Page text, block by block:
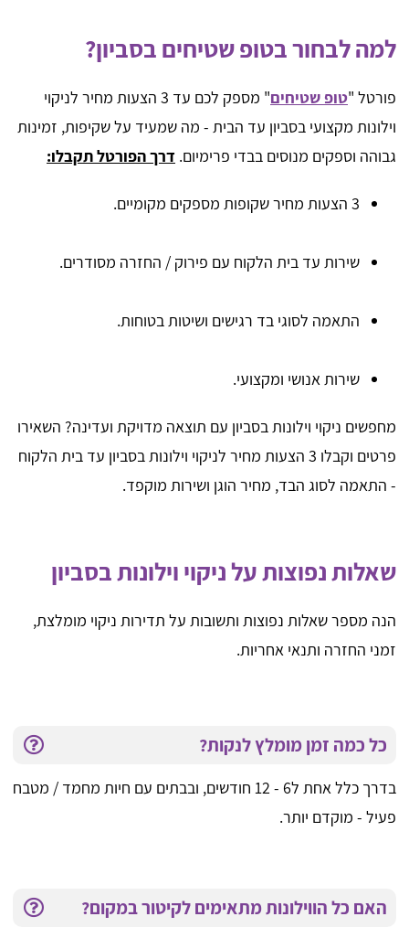
למה לבחור בטופ שטיחים בסביון?
פורטל "טופ שטיחים
" מספק לכם עד 3 הצעות מחיר לניקוי
וילונות מקצועי בסביון עד הבית - מה שמעיד על שקיפות, זמינות
גבוהה וספקים מנוסים בבדי פרימיום. דרך הפורטל תקבלו:
3 הצעות מחיר שקופות מספקים מקומיים.
שירות עד בית הלקוח עם פירוק / החזרה מסודרים.
התאמה לסוגי בד רגישים ושיטות בטוחות.
שירות אנושי ומקצועי.
מחפשים ניקוי וילונות בסביון עם תוצאה מדויקת ועדינה? השאירו
פרטים וקבלו 3 הצעות מחיר לניקוי וילונות בסביון עד בית הלקוח
- התאמה לסוג הבד, מחיר הוגן ושירות מוקפד.
שאלות נפוצות על ניקוי וילונות בסביון
הנה מספר שאלות נפוצות ותשובות על תדירות ניקוי מומלצת,
זמני החזרה ותנאי אחריות.
כל כמה זמן מומלץ לנקות?
בדרך כלל אחת ל6 - 12 חודשים, ובבתים עם חיות מחמד / מטבח
פעיל - מוקדם יותר.
האם כל הווילונות מתאימים לקיטור במקום?